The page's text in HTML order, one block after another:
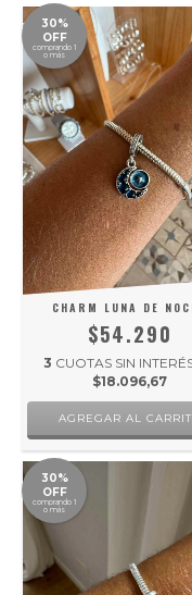
30%
OFF
comprando 1
o más
CHARM LUNA DE
$54.290
3 CUOTAS SIN
$18.096,67
30%
OFF
comprando 1
o más